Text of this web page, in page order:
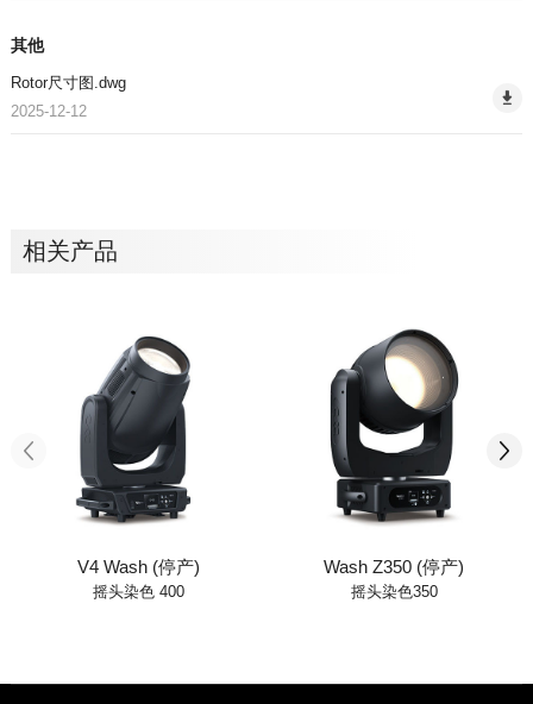
其他
Rotor尺寸图.dwg
2025-12-12
相关产品
V4 Wash (停产)
摇头染色 400
Wash Z350 (停产)
摇头染色350